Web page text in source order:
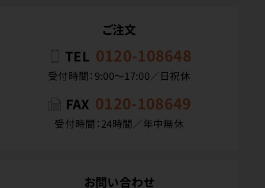
ご注文
TEL 0120-108648
受付時間：9:00〜17:00／日祝休
FAX 0120-108649
受付時間：24時間／年中無休
お問い合わせ